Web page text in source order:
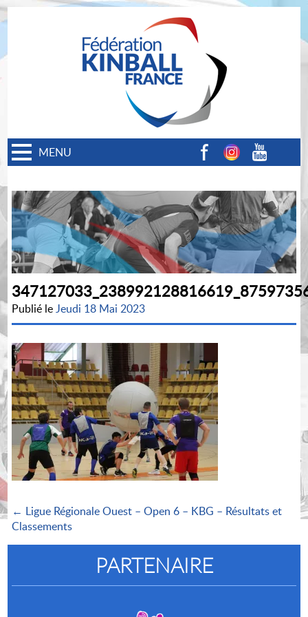
MENU
Publié leJeudi 18 Mai 2023
← Ligue Régionale Ouest – Open 6 – KBG – Résultats et
Classements
PARTENAIRE